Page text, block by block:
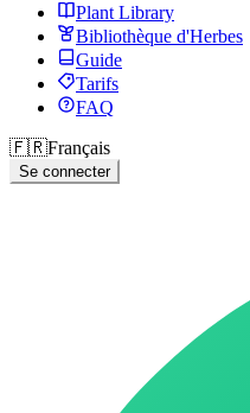
Plant Library
Bibliothèque d'Herbes
Guide
Tarifs
FAQ
🇫🇷Français
Se connecter